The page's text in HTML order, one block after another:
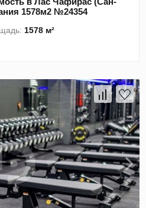
1578м2 №24354
1578 м²